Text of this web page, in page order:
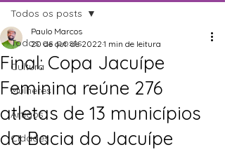
Todos os posts
Cultura
Mulheres
Artigos
Cidades
Todos os posts
Final: Copa Jacuípe
Feminina reúne 276
atletas de 13 municípios
da Bacia do Jacuípe
Paulo Marcos
20 de out. de 2022 1 min de leitura